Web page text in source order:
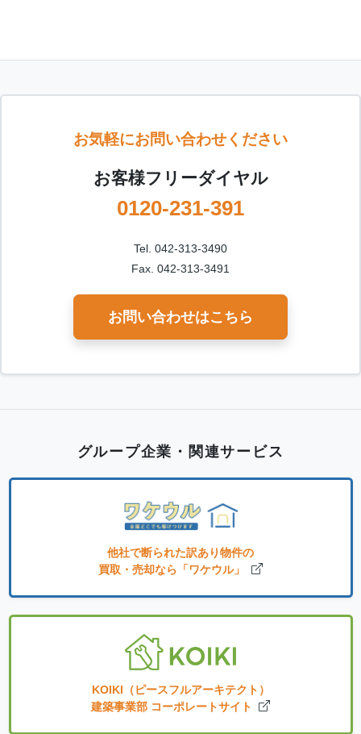
お気軽にお問い合わせください
お客様フリーダイヤル
0120-231-391
Tel. 042-313-3490
Fax. 042-313-3491
お問い合わせはこちら
グループ企業・関連サービス
他社で断られた訳あり物件の
買取・売却なら「ワケウル」
KOIKI（ピースフルアーキテクト）
建築事業部 コーポレートサイト